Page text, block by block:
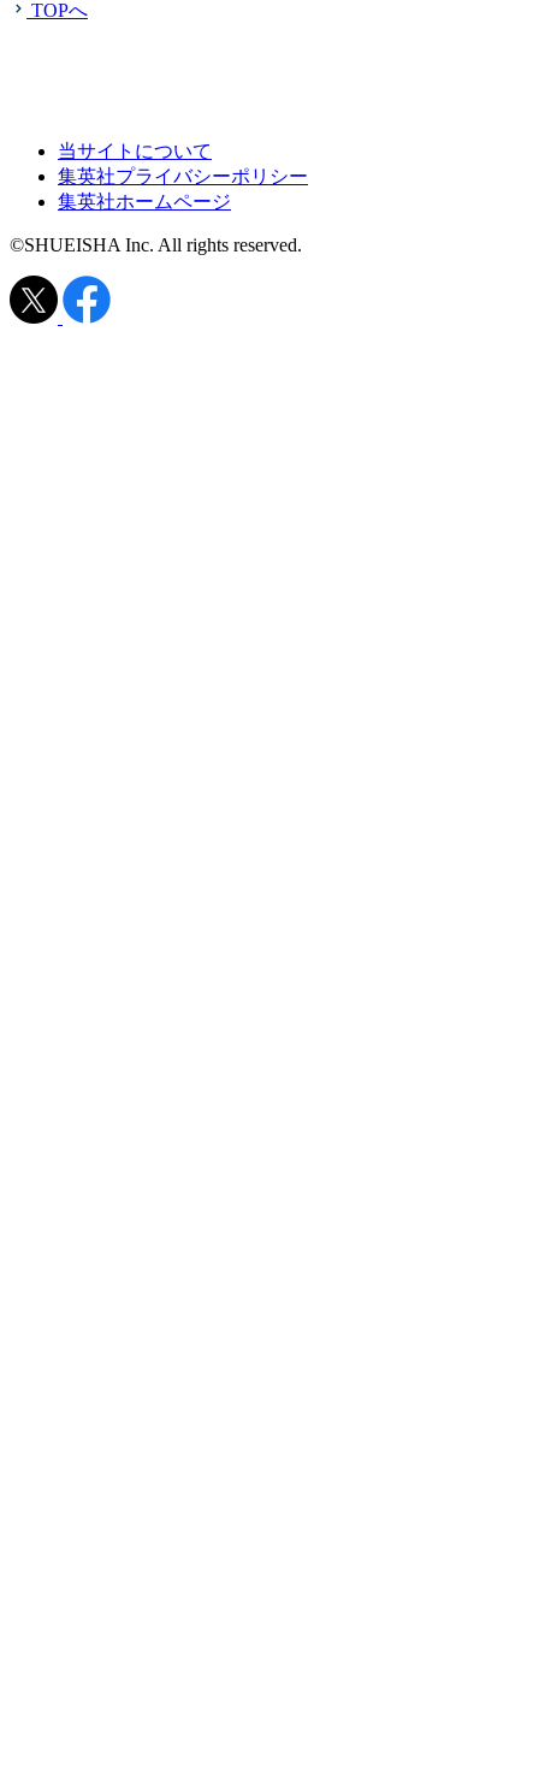
TOPへ
当サイトについて
集英社プライバシーポリシー
集英社ホームページ
©SHUEISHA Inc. All rights reserved.